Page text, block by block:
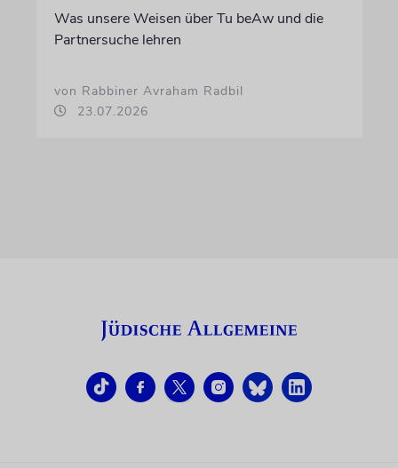
Was unsere Weisen über Tu beAw und die
Partnersuche lehren
von Rabbiner Avraham Radbil
23.07.2026